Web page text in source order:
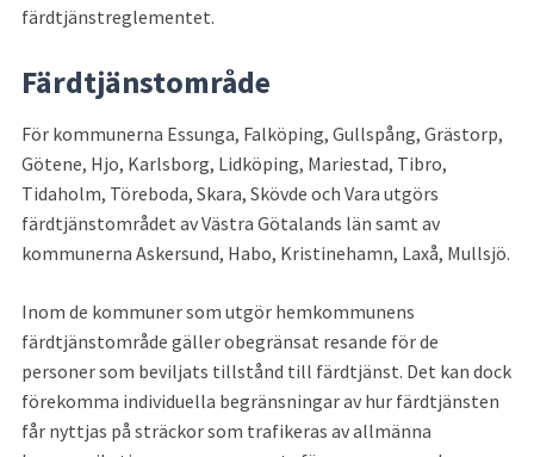
färdtjänstreglementet.
Färdtjänstområde
För kommunerna Essunga, Falköping, Gullspång, Grästorp,
Götene, Hjo, Karlsborg, Lidköping, Mariestad, Tibro,
Tidaholm, Töreboda, Skara, Skövde och Vara utgörs
färdtjänstområdet av Västra Götalands län samt av
kommunerna Askersund, Habo, Kristinehamn, Laxå, Mullsjö.
Inom de kommuner som utgör hemkommunens
färdtjänstområde gäller obegränsat resande för de
personer som beviljats tillstånd till färdtjänst. Det kan dock
förekomma individuella begränsningar av hur färdtjänsten
får nyttjas på sträckor som trafikeras av allmänna